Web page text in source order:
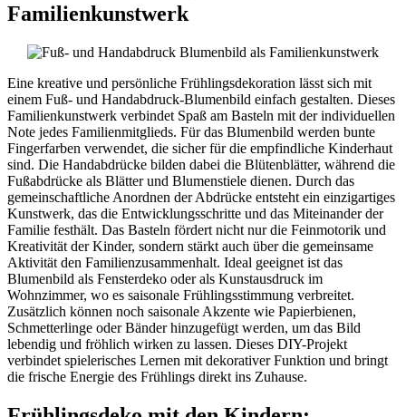
Familienkunstwerk
Eine kreative und persönliche Frühlingsdekoration lässt sich mit
einem Fuß- und Handabdruck-Blumenbild einfach gestalten. Dieses
Familienkunstwerk verbindet Spaß am Basteln mit der individuellen
Note jedes Familienmitglieds. Für das Blumenbild werden bunte
Fingerfarben verwendet, die sicher für die empfindliche Kinderhaut
sind. Die Handabdrücke bilden dabei die Blütenblätter, während die
Fußabdrücke als Blätter und Blumenstiele dienen. Durch das
gemeinschaftliche Anordnen der Abdrücke entsteht ein einzigartiges
Kunstwerk, das die Entwicklungsschritte und das Miteinander der
Familie festhält. Das Basteln fördert nicht nur die Feinmotorik und
Kreativität der Kinder, sondern stärkt auch über die gemeinsame
Aktivität den Familienzusammenhalt. Ideal geeignet ist das
Blumenbild als Fensterdeko oder als Kunstausdruck im
Wohnzimmer, wo es saisonale Frühlingsstimmung verbreitet.
Zusätzlich können noch saisonale Akzente wie Papierbienen,
Schmetterlinge oder Bänder hinzugefügt werden, um das Bild
lebendig und fröhlich wirken zu lassen. Dieses DIY-Projekt
verbindet spielerisches Lernen mit dekorativer Funktion und bringt
die frische Energie des Frühlings direkt ins Zuhause.